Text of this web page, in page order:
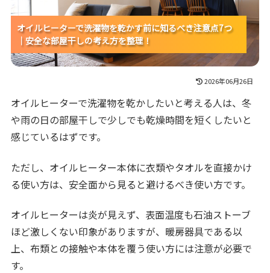
オイルヒーターで洗濯物を乾かす前に知るべき注意点7つ
｜安全な部屋干しの考え方を整理！
オイルヒーターで洗濯物を乾かす前に知るべき注意点7つ
｜安全な部屋干しの考え方を整理！
オイルヒーターで洗濯物を乾かす前に知るべき注意点7つ
｜安全な部屋干しの考え方を整理！
2026年06月26日
オイルヒーターで洗濯物を乾かしたいと考える人は、冬
や雨の日の部屋干しで少しでも乾燥時間を短くしたいと
感じているはずです。
ただし、オイルヒーター本体に衣類やタオルを直接かけ
る使い方は、安全面から見ると避けるべき使い方です。
オイルヒーターは炎が見えず、表面温度も石油ストーブ
ほど激しくない印象がありますが、暖房器具である以
上、布類との接触や本体を覆う使い方には注意が必要で
す。